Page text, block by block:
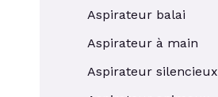
Aspirateur balai
Aspirateur à main
Aspirateur silencieux